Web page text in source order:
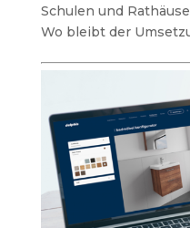
Schulen und
Wo bleibt der